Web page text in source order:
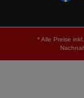
* Alle Preise